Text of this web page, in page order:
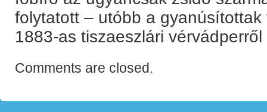
folytatott – utóbb a
1883-as tiszaeszlári
Comments are closed.